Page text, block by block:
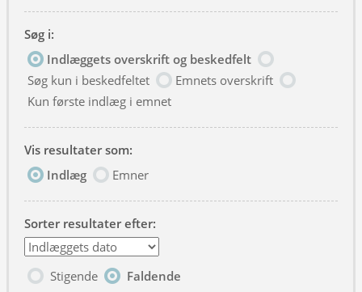
Søg i:
Indlæggets overskrift og beskedfelt
Søg kun i beskedfeltet
Emnets overskrift
Kun første indlæg i emnet
Vis resultater som:
Indlæg
Emner
Sorter resultater efter:
Stigende Faldende